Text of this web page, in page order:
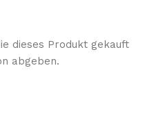
dieses Produkt gekauft
abgeben.